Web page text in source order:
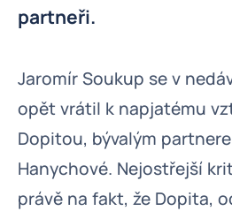
partneři.
Jaromír Soukup se v
opět vrátil k napjatému
Dopitou, bývalým
Hanychové. Nejostřejší
právě na fakt, že Dopita,